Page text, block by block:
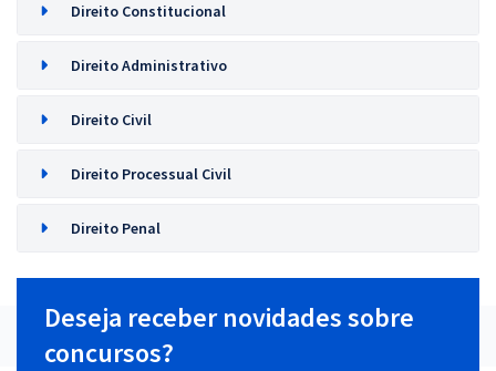
Direito Constitucional
Direito Administrativo
Direito Civil
Direito Processual Civil
Direito Penal
Deseja receber novidades sobre
concursos?